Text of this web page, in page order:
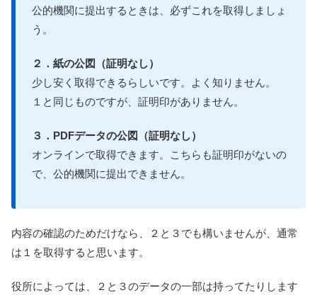
公的機関に提出するときは、必ずこれを取得しましょ
う。
２．紙の公図（証明なし）
少し安く取得できるらしいです。よく知りません。
１と同じものですが、証明印がありません。
３．PDFデータの公図（証明なし）
オンラインで取得できます。こちらも証明印がないの
で、公的機関に提出できません。
内容の確認のためだけなら、２と３でも構いませんが、通常
は１を取得すると思います。
役所によっては、２と３のデータの一部は持ってたりします